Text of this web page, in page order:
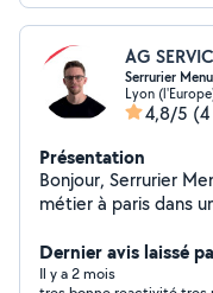
AG
Serrurier
Lyon
4,8/5
Présentation
Bonjour, Serrurier Menuisier depuis 7 ans, j'ai appris le
métier à paris dans
concernant les portes/
certificat pro, d'une
Dernier avis laissé
Il y a 2 mois